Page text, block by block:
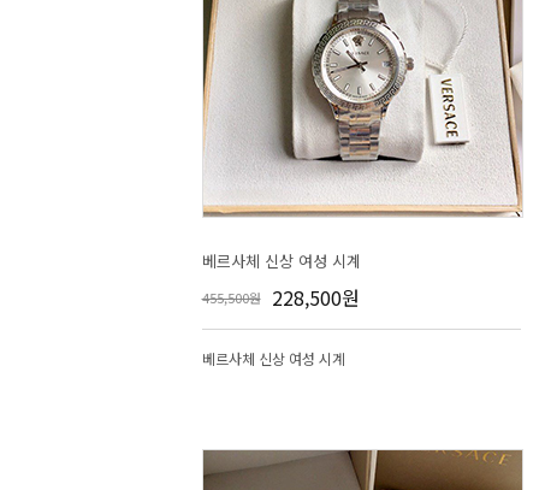
베르사체 신상 여성 시계
455,500원 228,500원
베르사체 신상 여성 시계